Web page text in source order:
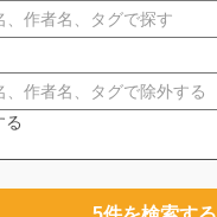
る